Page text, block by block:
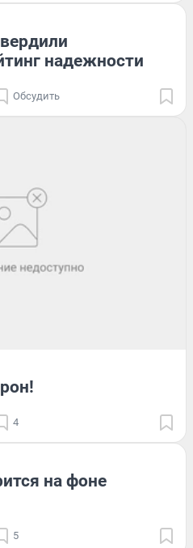
надежности
Обсудить
4
на фоне
5